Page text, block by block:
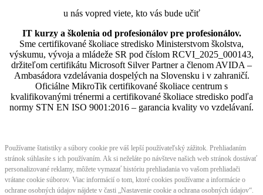
u nás vopred viete, kto vás bude učiť
IT kurzy a školenia od profesionálov pre profesionálov.
Sme certifikované školiace stredisko Ministerstvom školstva,
výskumu, vývoja a mládeže SR pod číslom RCVI_2025_000143,
držiteľom certifikátu Microsoft Silver Partner a členom AVIDA –
Ambasádora vzdelávania dospelých na Slovensku i v zahraničí.​​​​​​​​​​​​​​​​
Oficiálne MikroTik certifikované školiace centrum s
kvalifikovanými trénermi ​​​​​​​​​​a certifikované školiace stredisko podľa
normy STN EN ISO 9001:2016 – garancia kvality vo vzdelávaní.
Používame štatistiky a súbory cookie pre váš lepší používateľský zážitok. Prehliadaním
stránok súhlasíte s ich používaním. Ak si neželáte po návšteve našich web stránok dostávať
personalizované reklamy, môžete vymazať históriu prehliadania vo vašom prehliadači
vrátane cookie súborov. Viac informácií o tom, ktoré cookies používame a informácie o
ochrane osobných údajov nájdete v časti „Nastavenie cookie a ochrana osobných údajov“.